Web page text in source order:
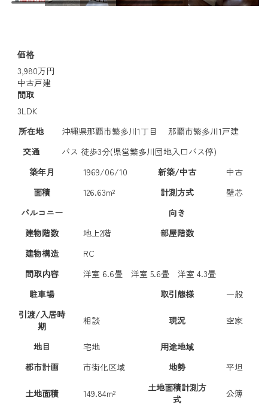
価格
3,980万円
中古戸建
間取
3LDK
所在地
沖縄県那覇市繁多川1丁目 那覇市繁多川1戸建
交通
バス 徒歩3分(県営繁多川団地入口バス停)
築年月
1969/06/10 新築/中古
中古
面積
126.63m² 計測方式
壁芯
バルコニー
向き
建物階数
地上2階
部屋階数
建物構造
RC
間取内容
洋室 6.6畳 洋室 5.6畳
洋室 4.3畳
駐車場
取引態様
一般
引渡/入居時
期
相談 現況 空家
地目 宅地
用途地域
都市計画
市街化区域 地勢 平坦
土地面積 149.84m²
土地面積計測方
式
公簿